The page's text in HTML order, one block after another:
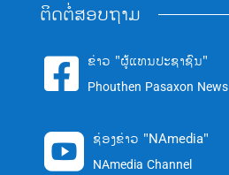
ຕິດຕໍ່ສອບຖາມ
 ຂ່າວ "ຜູ້ແທນປະຊາຊົນ"
Phouthen Pasaxon News
 ຊ່ອງຂ່າວ "NAmedia"
NAmedia Channel